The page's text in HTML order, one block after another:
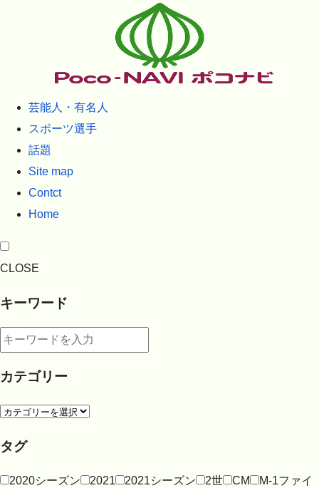
芸能人・有名人
スポーツ選手
話題
Site map
Contct
Home
CLOSE
キーワード
カテゴリー
タグ
2020シーズン 2021 2021シーズン 2世 CM
M-1ファイ